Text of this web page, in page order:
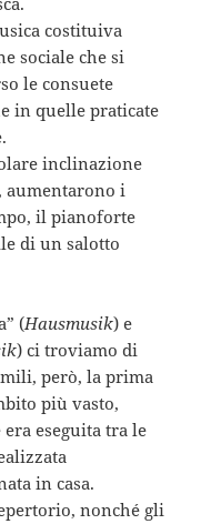
costituiva
sociale che si
le consuete
in quelle praticate
inclinazione
aumentarono i
il pianoforte
di un salotto
(Hausmusik) e
) ci troviamo di
però, la prima
più vasto,
eseguita tra le
in casa.
nonché gli